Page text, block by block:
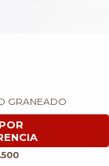
GRANEADO